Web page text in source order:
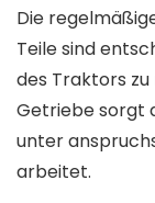
Die
Teile sind
des Traktors
Getriebe sorgt
unter
arbeitet.